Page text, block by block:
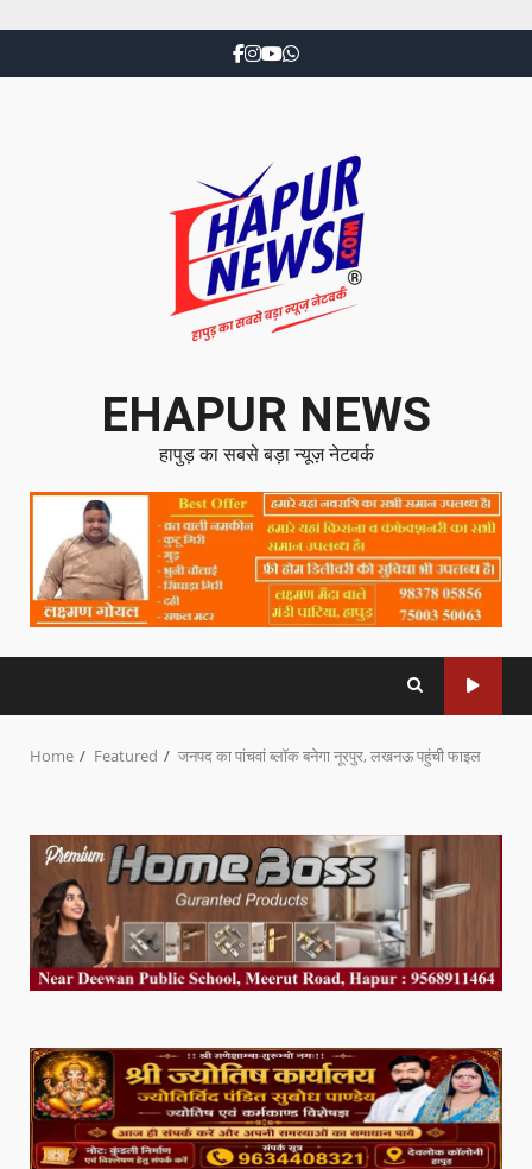
EHAPUR NEWS
हापुड़ का सबसे बड़ा न्यूज़ नेटवर्क
Home Featured जनपद का पांचवां ब्लॉक बनेगा नूरपुर, लखनऊ पहुंची फाइल